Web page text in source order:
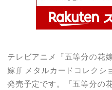
テレビアニメ『五等分の花
嫁∬ メタルカードコレクシ
発売予定です。「五等分の